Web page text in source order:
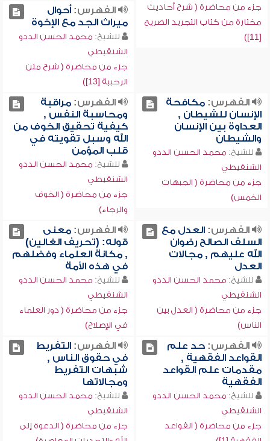
جزء من محاضرة ( شرح أحاديث
مختارة من كتاب التجريد الصريح
[11])
الفهرس:أحوال
ميراث الجد مع الإخوة
للشيخ: محمد الحسن الددو
الشنقيطي
جزء من محاضرة ( شرح متن
الرحبية [13])
الفهرس:مكافحة
الإنسان للشيطان ,
العداوة بين الإنسان
والشيطان
للشيخ: محمد الحسن الددو
الشنقيطي
جزء من محاضرة ( الجبهات
الخمس)
الفهرس:مراقبة
ومحاسبة النفس ,
كيفية تحقيق الخوف من
الله وسبل تقويته في
قلب المؤمن
للشيخ: محمد الحسن الددو
الشنقيطي
جزء من محاضرة ( الخوف
والرجاء)
الفهرس:العدل مع
السلف الصالح رضوان
الله عليهم , مجالات
العدل
للشيخ: محمد الحسن الددو
الشنقيطي
جزء من محاضرة ( العدل بين
الناس)
الفهرس:معنى
قوله: (تحريف الغالين)
, مكانة العلماء وفضلهم
في هذه الأمة
للشيخ: محمد الحسن الددو
الشنقيطي
جزء من محاضرة ( دور العلماء
في الإصلاح)
الفهرس:حد علم
القواعد الفقهية ,
مقدمات علم القواعد
الفقهية
للشيخ: محمد الحسن الددو
الشنقيطي
جزء من محاضرة ( القواعد
الفهرس:التفريط
في حقوق الناس ,
شبهات التفريط
ومجالاتها
للشيخ: محمد الحسن الددو
الشنقيطي
جزء من محاضرة ( الدعوة إلى